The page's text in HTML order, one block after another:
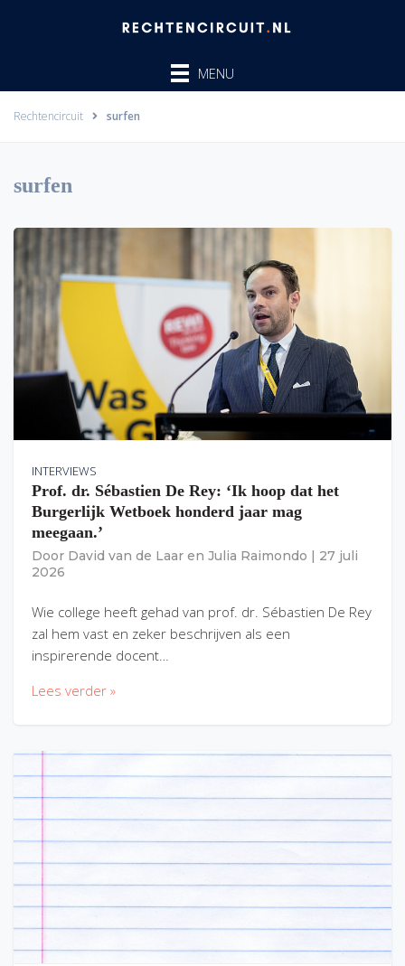
MENU
Rechtencircuit surfen
surfen
INTERVIEWS
Prof. dr. Sébastien De Rey: ‘Ik hoop dat het
Burgerlijk Wetboek honderd jaar mag
meegaan.’
Door David van de Laar en Julia Raimondo
27 juli
2026
Wie college heeft gehad van prof. dr. Sébastien De Rey
zal hem vast en zeker beschrijven als een
inspirerende docent…
Lees verder »